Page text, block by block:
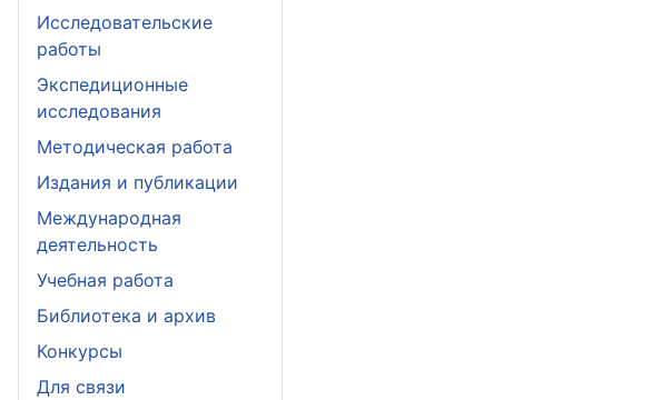
Исследовательские
работы
Экспедиционные
исследования
Методическая работа
Издания и публикации
Международная
деятельность
Учебная работа
Библиотека и архив
Конкурсы
Для связи